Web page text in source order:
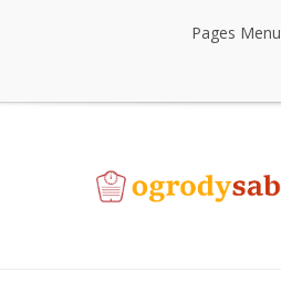
Pages Menu